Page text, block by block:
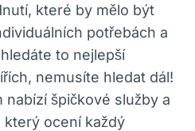
které by ⁢mělo být
potřebách a
to nejlepší
nemusíte hledat dál!
nabízí špičkové služby a
​ocení každý